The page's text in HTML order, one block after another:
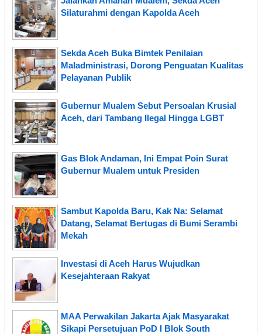
Silaturahmi dengan Kapolda Aceh
Sekda Aceh Buka Bimtek Penilaian
Maladministrasi, Dorong Penguatan Kualitas
Pelayanan Publik
Gubernur Mualem Sebut Persoalan Krusial
Aceh, dari Tambang Ilegal Hingga LGBT
Gas Blok Andaman, Ini Empat Poin Surat
Gubernur Mualem untuk Presiden
Sambut Kapolda Baru, Kak Na: Selamat
Datang, Selamat Bertugas di Bumi Serambi
Mekah
Investasi di Aceh Harus Wujudkan
Kesejahteraan Rakyat
MAA Perwakilan Jakarta Ajak Masyarakat
Sikapi Persetujuan PoD I Blok South